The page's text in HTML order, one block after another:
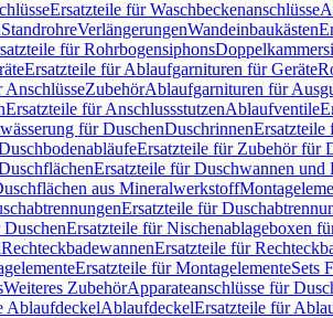
Ersatzteile für Waschbeckenanschlüsse
StandrohreVerlängerungenWandeinbaukästen
für Rohrbogensiphons
Ersatzteile für Ablaufgarnituren für Geräte
AnschlüsseZubehörAblaufgarnituren für
Ersatzteile für AnschlussstutzenAblaufventile
für DuschenDuschrinnenErsatzteile
Ersatzteile für Zubehör für
Ersatzteile für Duschwannen und
aus Mineralwerkstoff
Ersatzteile für
Ersatzteile für Nischenablageboxen
RechteckbadewannenErsatzteile für
Ersatzteile für MontagelementeSets
Weiteres ZubehörApparateanschlüsse für
AblaufdeckelAblaufdeckelErsatzteile für